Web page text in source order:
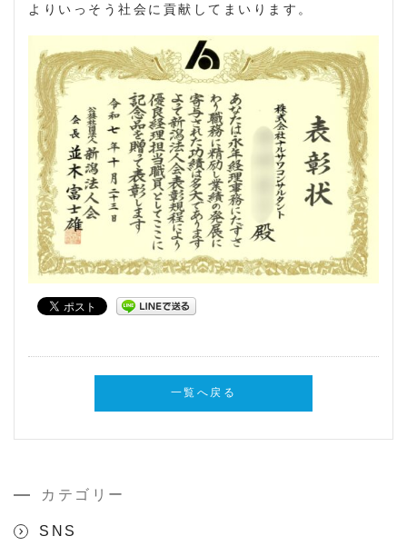
よりいっそう社会に貢献してまいります。
一覧へ戻る
カテゴリー
SNS